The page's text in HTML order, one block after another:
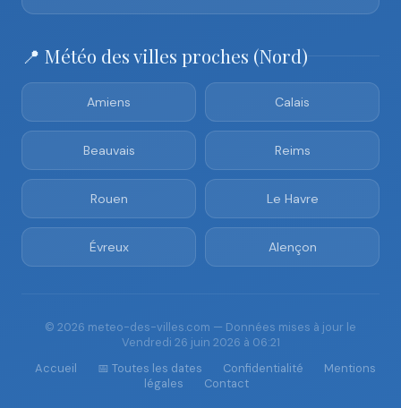
📍 Météo des villes proches (Nord)
Amiens Calais
Beauvais Reims
Rouen Le Havre
Évreux Alençon
© 2026 meteo-des-villes.com — Données mises à jour le
Vendredi 26 juin 2026 à 06:21
Accueil
📅 Toutes les dates Confidentialité
Mentions
légales
Contact